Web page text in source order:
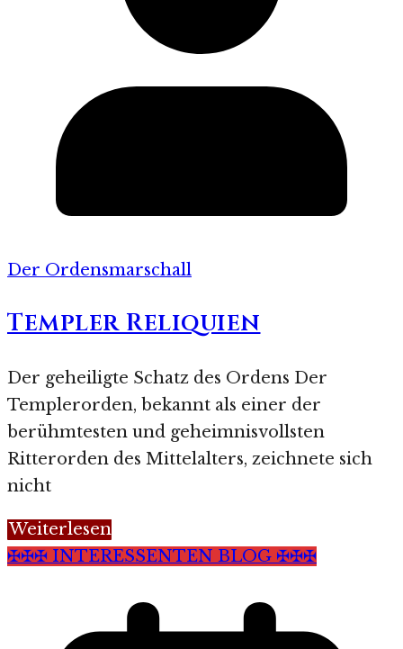
Der Ordensmarschall
Templer Reliquien
Der geheiligte Schatz des Ordens Der
Templerorden, bekannt als einer der
berühmtesten und geheimnisvollsten
Ritterorden des Mittelalters, zeichnete sich
nicht
Weiterlesen
✠✠✠ INTERESSENTEN BLOG ✠✠✠